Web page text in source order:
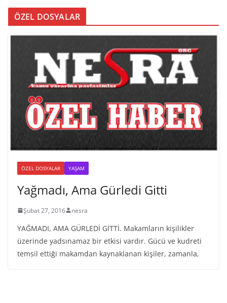
ÖZEL DOSYALAR
ÖZEL DOSYALAR YAŞAM
Yağmadı, Ama Gürledi Gitti
Şubat 27, 2016 nesra
YAĞMADI, AMA GÜRLEDİ GİTTİ. Makamların kişilikler
üzerinde yadsınamaz bir etkisi vardır. Gücü ve kudreti
temsil ettiği makamdan kaynaklanan kişiler, zamanla,